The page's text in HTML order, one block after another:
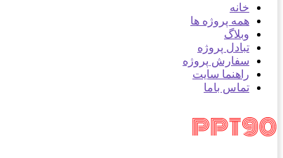
خانه
همه پروژه ها
وبلاگ
تبادل پروژه
سفارش پروژه
راهنما سایت
تماس باما